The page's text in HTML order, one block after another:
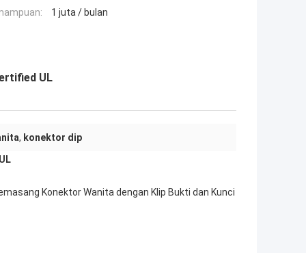
1 juta / bulan
UL
, konektor dip
Konektor Wanita dengan Klip Bukti dan Kunci